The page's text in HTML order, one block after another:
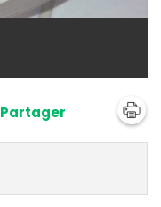
Partager